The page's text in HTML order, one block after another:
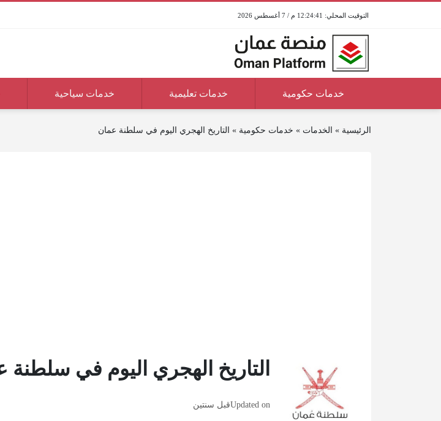
12:24:41 م / 7 أغسطس 2026
خدمات حكومية خدمات تعليمية خدمات سياحية
الرئيسية » الخدمات » خدمات حكومية » التاريخ الهجري اليوم في سلطنة عمان
التاريخ الهجري اليوم في سلطنة
Updated onقبل سنتين